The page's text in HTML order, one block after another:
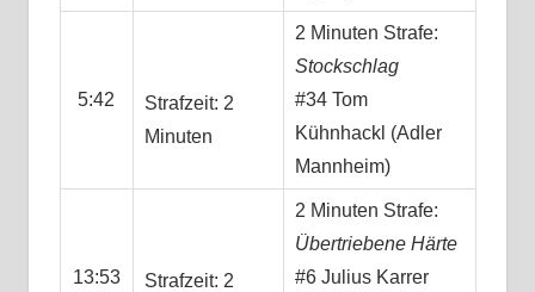
5:42
Strafzeit: 2
Minuten
2 Minuten Strafe:
Stockschlag
#34 Tom
Kühnhackl (Adler
Mannheim)
13:53
Strafzeit: 2
2 Minuten Strafe:
Übertriebene Härte
#6 Julius Karrer